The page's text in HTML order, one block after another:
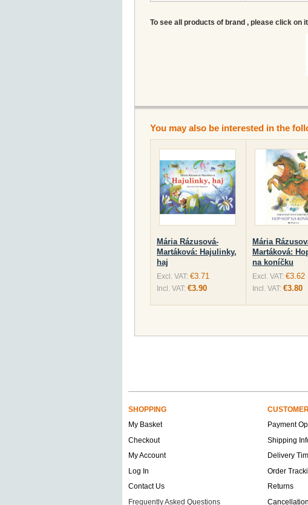
To see all products of brand , please click on
You may also be interested in the
Mária Rázusová-
Martáková: Hajulinky,
haj
Excl. VAT: €3.71
Incl. VAT: €3.90
Mária
Martáková:
na koníčku
Excl. VAT: €3.62
Incl. VAT: €3.80
SHOPPING
My Basket
Payment
Checkout
Shipping
My Account
Delivery
Log In
Order
Contact Us
Returns
Frequently Asked Questions